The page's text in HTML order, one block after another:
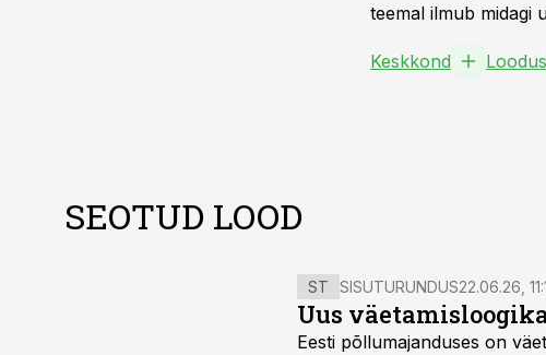
teemal ilmub midagi
Keskkond Loodus
SEOTUD LOOD
ST SISUTURUNDUS22.06.26,
Uus
Eesti põllumajanduses on